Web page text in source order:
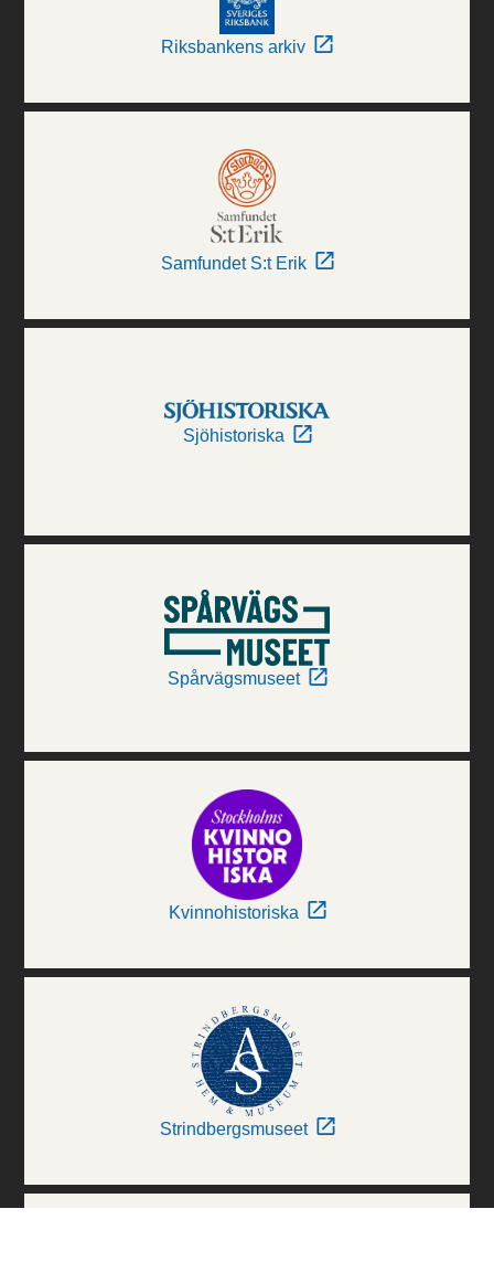
Riksbankens arkiv
Samfundet S:t Erik
Sjöhistoriska
Spårvägsmuseet
Kvinnohistoriska
Strindbergsmuseet